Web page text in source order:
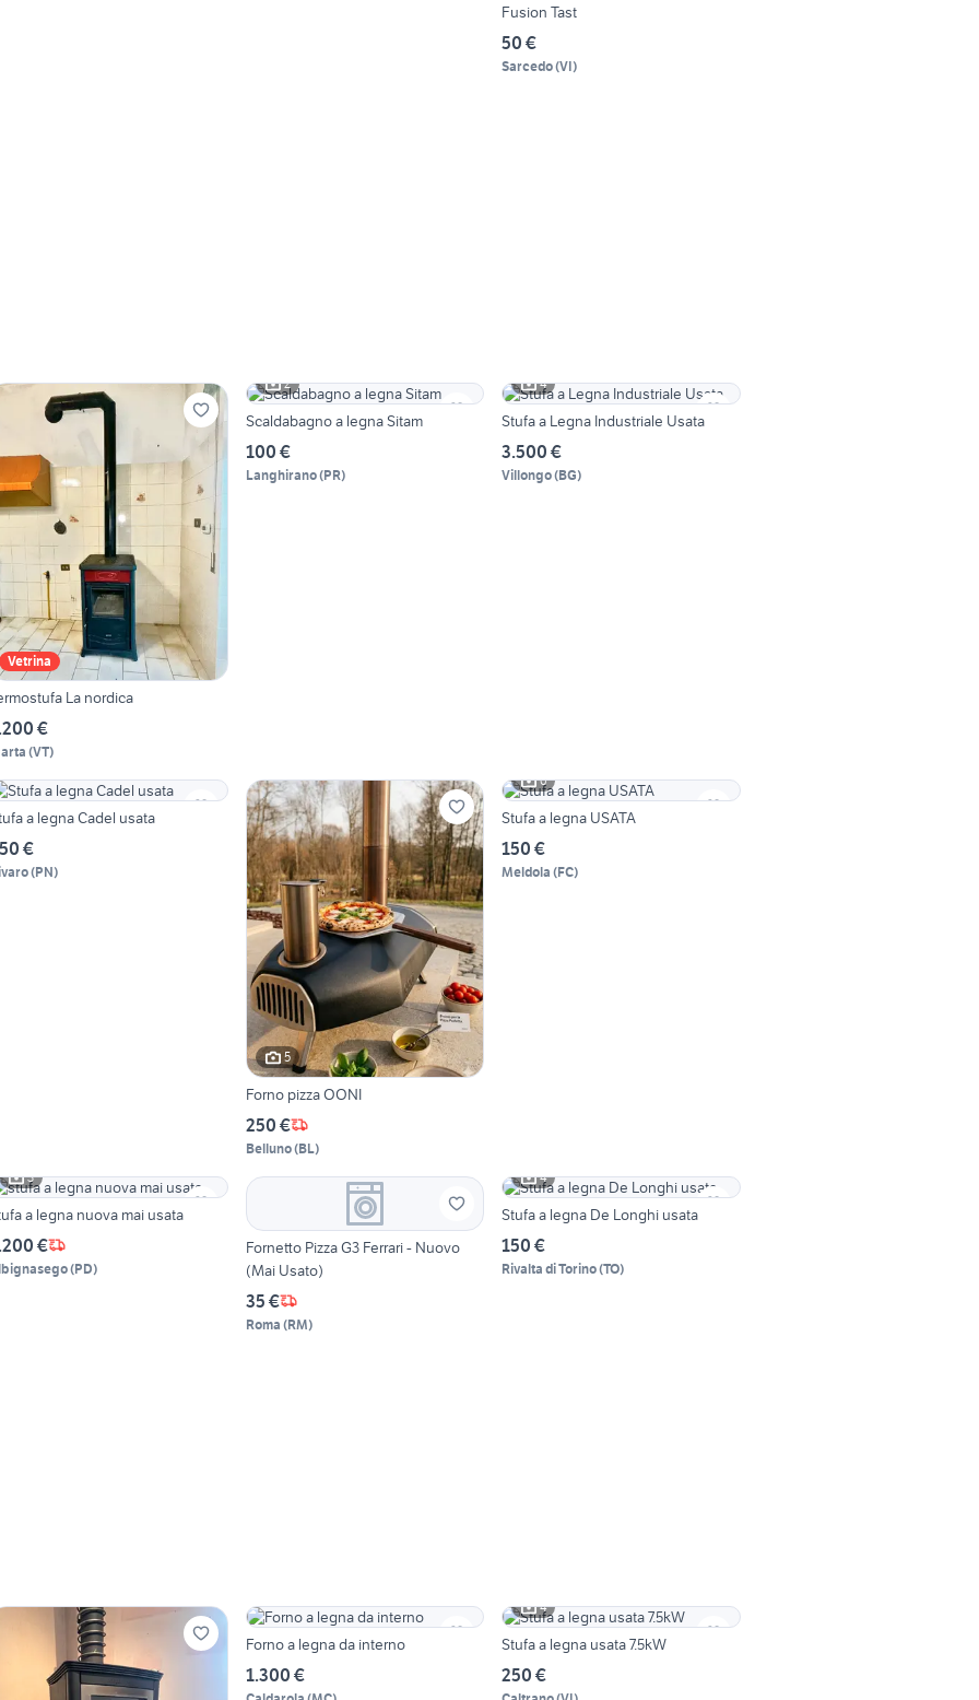
Fusion Tast
50 €
Sarcedo(VI)
Vetrina
La nordica
€
(VT)
2
Scaldabagno a legna Sitam
100 €
Langhirano(PR)
4
Stufa a Legna Industriale Usata
3.500 €
Villongo(BG)
a legna Cadel usata
€
(PN)
5
Forno pizza OONI
250 €
Belluno(BL)
6
Stufa a legna USATA
150 €
Meldola (FC)
3
a legna nuova mai usata
€
(PD)
Fornetto Pizza G3 Ferrari - Nuovo
(Mai Usato)
35 €
Roma (RM)
4
Stufa a legna De Longhi usata
150 €
Rivalta di Torino(TO)
Forno a legna da interno
1.300 €
4
Stufa a legna usata 7.5kW
250 €